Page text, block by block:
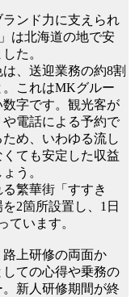
ンド力に支えられ
は北海道の地で安
た。
、送迎業務の約8割
これはMKグルー
字です。観光客が
電話による予約で
め、いわゆる流し
ても安定した収益
う。
繁華街「すすき
2箇所設置し、1日
ています。
上研修の両面か
ての心得や乗務の
新人研修期間が終